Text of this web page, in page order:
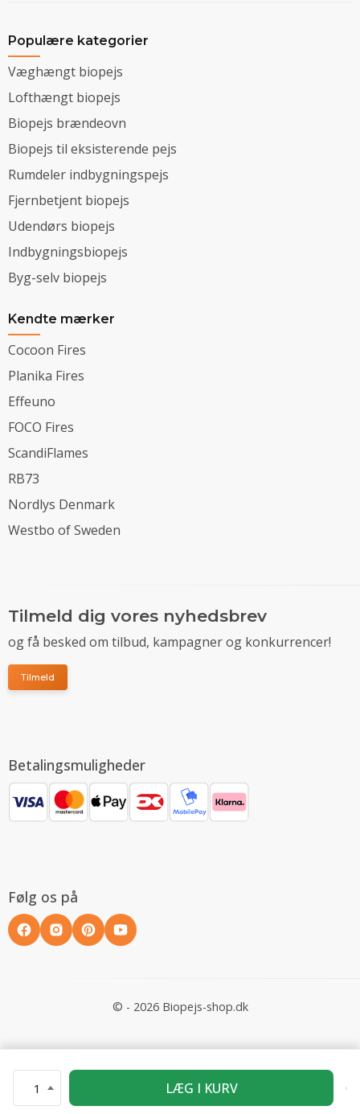
1 LÆG I KURV
Populære kategorier
Væghængt biopejs
Lofthængt biopejs
Biopejs brændeovn
Biopejs til eksisterende pejs
Rumdeler indbygningspejs
Fjernbetjent biopejs
Udendørs biopejs
Indbygningsbiopejs
Byg-selv biopejs
Kendte mærker
Cocoon Fires
Planika Fires
Effeuno
FOCO Fires
ScandiFlames
RB73
Nordlys Denmark
Westbo of Sweden
Tilmeld dig vores nyhedsbrev
og få besked om tilbud, kampagner og konkurrencer!
Tilmeld
Betalingsmuligheder
Følg os på
© - 2026 Biopejs-shop.dk